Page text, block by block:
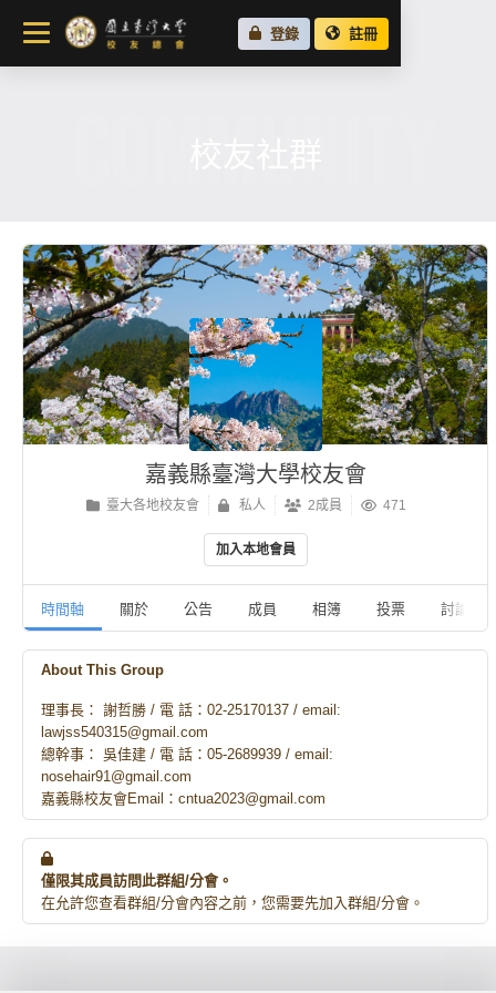
關於總會
最新消息
登錄 註冊
嘉義縣臺灣大學校友會
臺大各地校友會 私人 2成員 471
加入本地會員
時間軸 關於 公告 成員 相簿 投票 討論
About This Group
理事長： 謝哲勝 / 電 話：02-25170137 / email:
lawjss540315@gmail.com
總幹事： 吳佳建 / 電 話：05-2689939 / email:
nosehair91@gmail.com
嘉義縣校友會Email：cntua2023@gmail.com
僅限其成員訪問此群組/分會。
在允許您查看群組/分會內容之前，您需要先加入群組/分會。